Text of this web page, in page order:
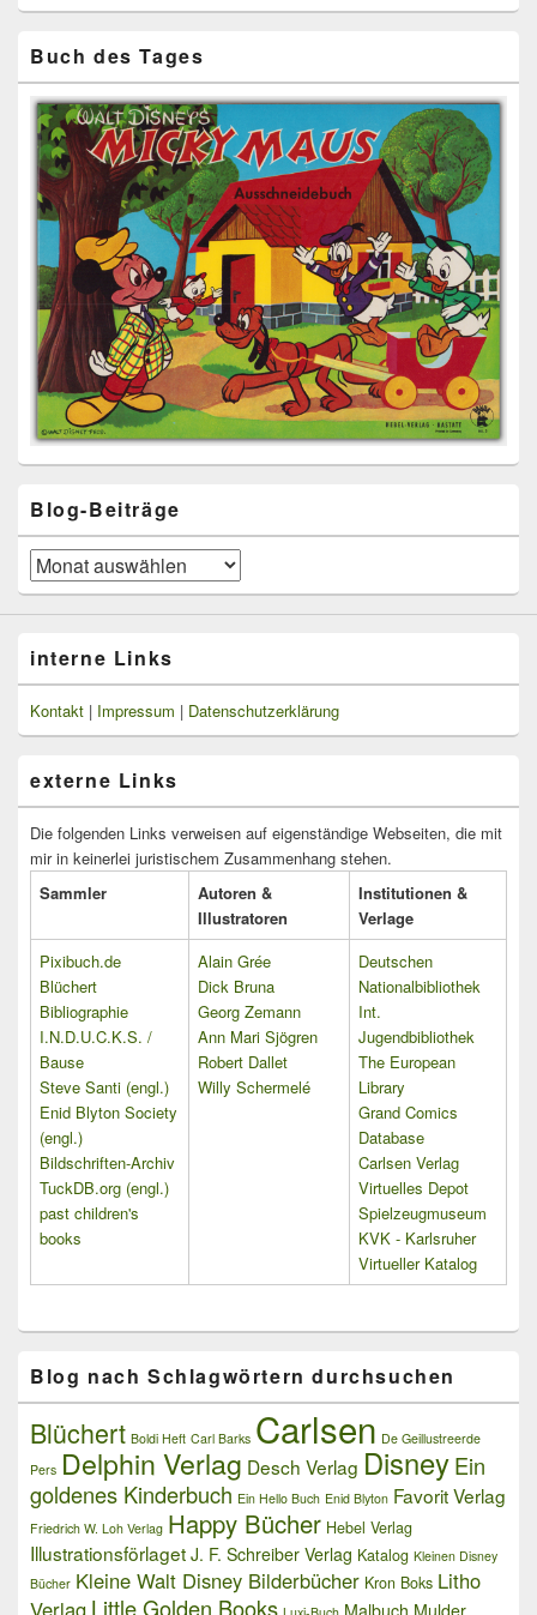
Buch des Tages
Blog-Beiträge
Blog-
Beiträge
interne Links
Kontakt | Impressum | Datenschutzerklärung
externe Links
Die folgenden Links verweisen auf eigenständige Webseiten, die mit
mir in keinerlei juristischem Zusammenhang stehen.
Sammler
Autoren &
Illustratoren
Institutionen &
Verlage
Pixibuch.de
Blüchert
Bibliographie
I.N.D.U.C.K.S. /
Bause
Steve Santi (engl.)
Enid Blyton Society
(engl.)
Bildschriften-Archiv
TuckDB.org (engl.)
past children's
books
Alain Grée
Dick Bruna
Georg Zemann
Ann Mari Sjögren
Robert Dallet
Willy Schermelé
Deutschen
Nationalbibliothek
Int.
Jugendbibliothek
The European
Library
Grand Comics
Database
Carlsen Verlag
Virtuelles Depot
Spielzeugmuseum
KVK - Karlsruher
Virtueller Katalog
Blog nach Schlagwörtern durchsuchen
Blüchert Boldi Heft Carl Barks Carlsen De Geillustreerde
Pers Delphin Verlag Desch Verlag DisneyEin
goldenes Kinderbuch Ein Hello Buch Enid Blyton Favorit Verlag
Friedrich W. Loh Verlag Happy Bücher Hebel Verlag
Illustrationsförlaget J. F. Schreiber Verlag Katalog Kleinen Disney
Bücher Kleine Walt Disney Bilderbücher Kron Boks Litho
Little Golden Books